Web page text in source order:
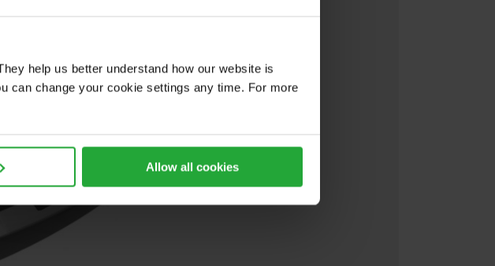
help us better understand how our website is
can change your cookie settings any time. For more
Allow all cookies